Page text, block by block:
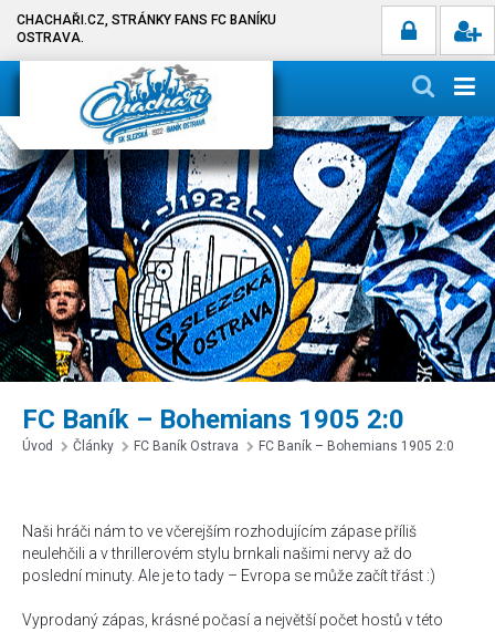
CHACHAŘI.CZ, STRÁNKY FANS FC BANÍKU
OSTRAVA.
FC Baník – Bohemians 1905 2:0
Úvod Články FC Baník Ostrava FC Baník – Bohemians 1905 2:0
Naši hráči nám to ve včerejším rozhodujícím zápase příliš
neulehčili a v thrillerovém stylu brnkali našimi nervy až do
poslední minuty. Ale je to tady – Evropa se může začít třást :)
Vyprodaný zápas, krásné počasí a největší počet hostů v této